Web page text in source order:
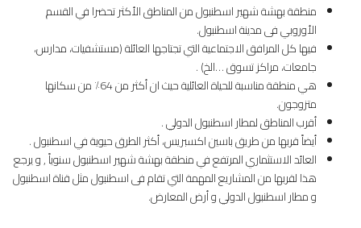
منطقة بهشة شهير اسطنبول من المناطق الأكثر تحضرا في القسم
الأوروبي فى مدينة اسطنبول.
فيها كل المرافق الاجتماعية التي تجتاجها العائلة (مستشفيات، مدارس،
جامعات، مراكز تسوق …الخ) .
هي منطقة مناسبة للحياة العائلية حيث ان أكثر من 64٪ من سكانها
متزوجون.
أقرب المناطق لمطار اسطنبول الدولي .
أيضاً قربها من طريق باسين اكسبريس، أكثر الطرق حيوية في اسطنبول .
العائد الاستثماري المرتفع في منطقة بهشة شهير اسطنبول سنوياً , و يرجع
هذا لقربها من المشاريع المهمة التي تقام فى اسطنبول مثل قناة اسطنبول
و مطار اسطنبول الدولي و أرض المعارض.